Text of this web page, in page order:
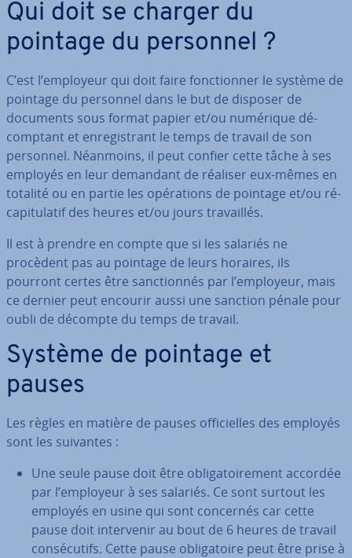
Qui doit se charger du
pointage du personnel ?
C’est l’employeur qui doit faire fonc­tion­ner le système de
pointage du personnel dans le but de disposer de
documents sous format papier et/ou numérique dé­
comp­tant et en­re­gis­trant le temps de travail de son
personnel. Néanmoins, il peut confier cette tâche à ses
employés en leur demandant de réaliser eux-mêmes en
totalité ou en partie les opé­ra­tions de pointage et/ou ré­
ca­pi­tu­la­tif des heures et/ou jours tra­vail­lés.
Il est à prendre en compte que si les salariés ne
procèdent pas au pointage de leurs horaires, ils
pourront certes être sanc­tion­nés par l’employeur, mais
ce dernier peut encourir aussi une sanction pénale pour
oubli de décompte du temps de travail.
Système de pointage et
pauses
Les règles en matière de pauses of­fi­cielles des employés
sont les suivantes :
Une seule pause doit être obli­ga­toi­re­ment accordée
par l’employeur à ses salariés. Ce sont surtout les
employés en usine qui sont concernés car cette
pause doit in­ter­ve­nir au bout de 6 heures de travail
con­sé­cu­tifs. Cette pause obli­ga­toire peut être prise à